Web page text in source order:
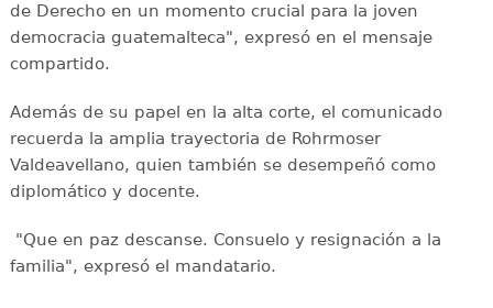
de Derecho en un momento crucial para la joven
democracia guatemalteca", expresó en el mensaje
compartido.
Además de su papel en la alta corte, el comunicado
recuerda la amplia trayectoria de Rohrmoser
Valdeavellano, quien también se desempeñó como
diplomático y docente.
"Que en paz descanse. Consuelo y resignación a la
familia", expresó el mandatario.